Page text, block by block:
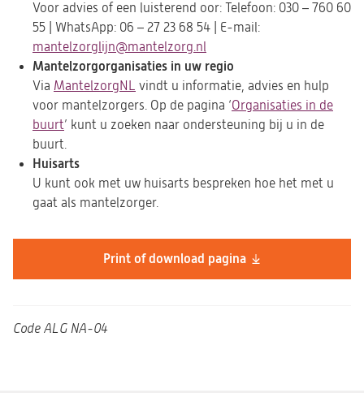
Print of download pagina
nieuwe
Voor advies of een luisterend oor: Telefoon: 030 – 760 60
55 | WhatsApp: 06 – 27 23 68 54 | E-mail:
mantelzorglijn@mantelzorg.nl
in
een
nieuwe
tab)
Mantelzorgorganisaties in uw regio
Via MantelzorgNL (opent
in
een
vindt u informatie, advies en hulp
voor mantelzorgers. Op de pagina ‘Organisaties in de
buurt(opent
in
een
nieuwe
tab)
’ kunt u zoeken naar ondersteuning bij u in de
buurt.
Huisarts
U kunt ook met uw huisarts bespreken hoe het met u
gaat als mantelzorger.
Code ALG NA-04